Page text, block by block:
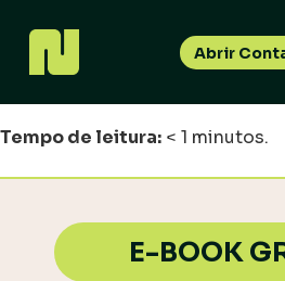
Abrir
Tempo de leitura: < 1 minutos.
E-BOOK